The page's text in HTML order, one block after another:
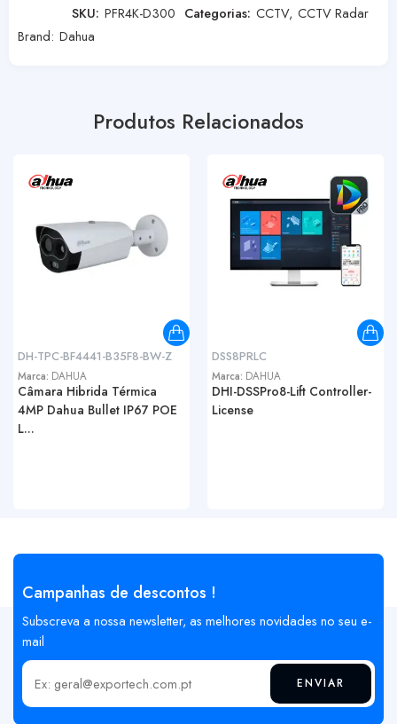
SKU: PFR4K-D300 Categorias: CCTV, CCTV Radar
Brand: Dahua
Produtos Relacionados
DH-TPC-BF4441-B35F8-BW-Z
Marca: DAHUA
Câmara Hibrida Térmica
4MP Dahua Bullet IP67 POE
L...
DSS8PRLC
Marca: DAHUA
DHI-DSSPro8-Lift Controller-
License
Campanhas de descontos !
Subscreva a nossa newsletter, as melhores novidades no seu e-
mail
Insira o seu email ENVIAR